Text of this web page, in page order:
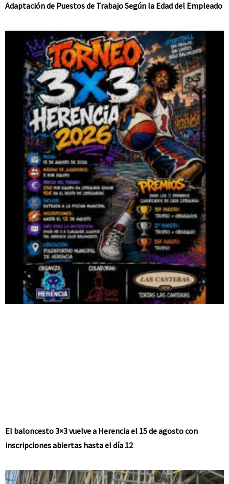
Adaptación de Puestos de Trabajo Según la Edad del Empleado
El baloncesto 3×3 vuelve a Herencia el 15 de agosto con
inscripciones abiertas hasta el día 12